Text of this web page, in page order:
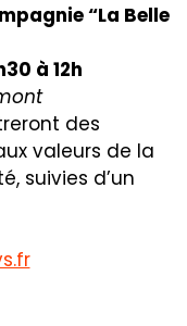
“La Belle
à 12h
des
valeurs de la
suivies d’un